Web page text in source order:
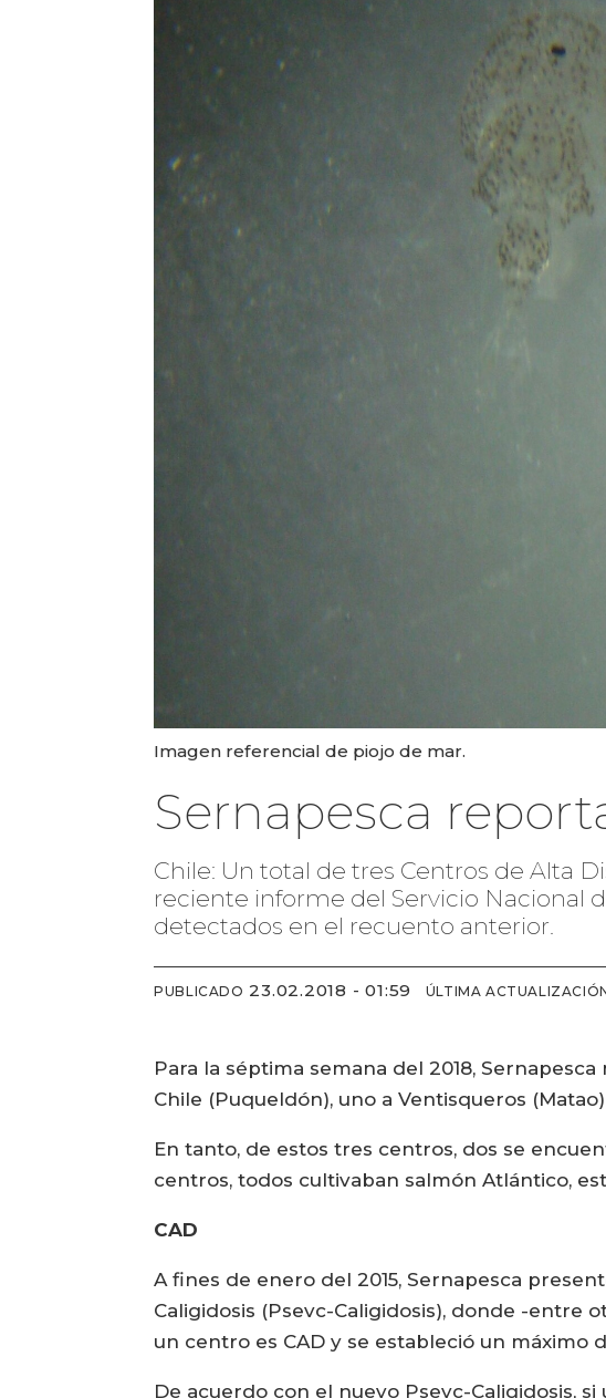
Imagen referencial de piojo de mar.
Sernapesca
Chile: Un total de tres Centros de Alta
reciente informe del Servicio Nacional
detectados en el recuento anterior.
PUBLICADO 23.02.2018 - 01:59 ÚLTIMA
Para la séptima semana del 2018,
Chile (Puqueldón), uno a Ventisqueros
En tanto, de estos tres centros, dos se
centros, todos cultivaban salmón Atlántico,
CAD
A fines de enero del 2015, Sernapesca
Caligidosis (Psevc-Caligidosis), donde -entre
un centro es CAD y se estableció un
De acuerdo con el nuevo Psevc-Caligidosis,